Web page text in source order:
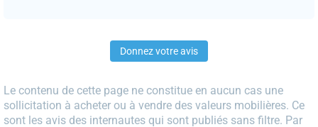
Donnez votre avis
Le contenu de cette page ne constitue en aucun cas une
sollicitation à acheter ou à vendre des valeurs mobilières. Ce
sont les avis des internautes qui sont publiés sans filtre. Par